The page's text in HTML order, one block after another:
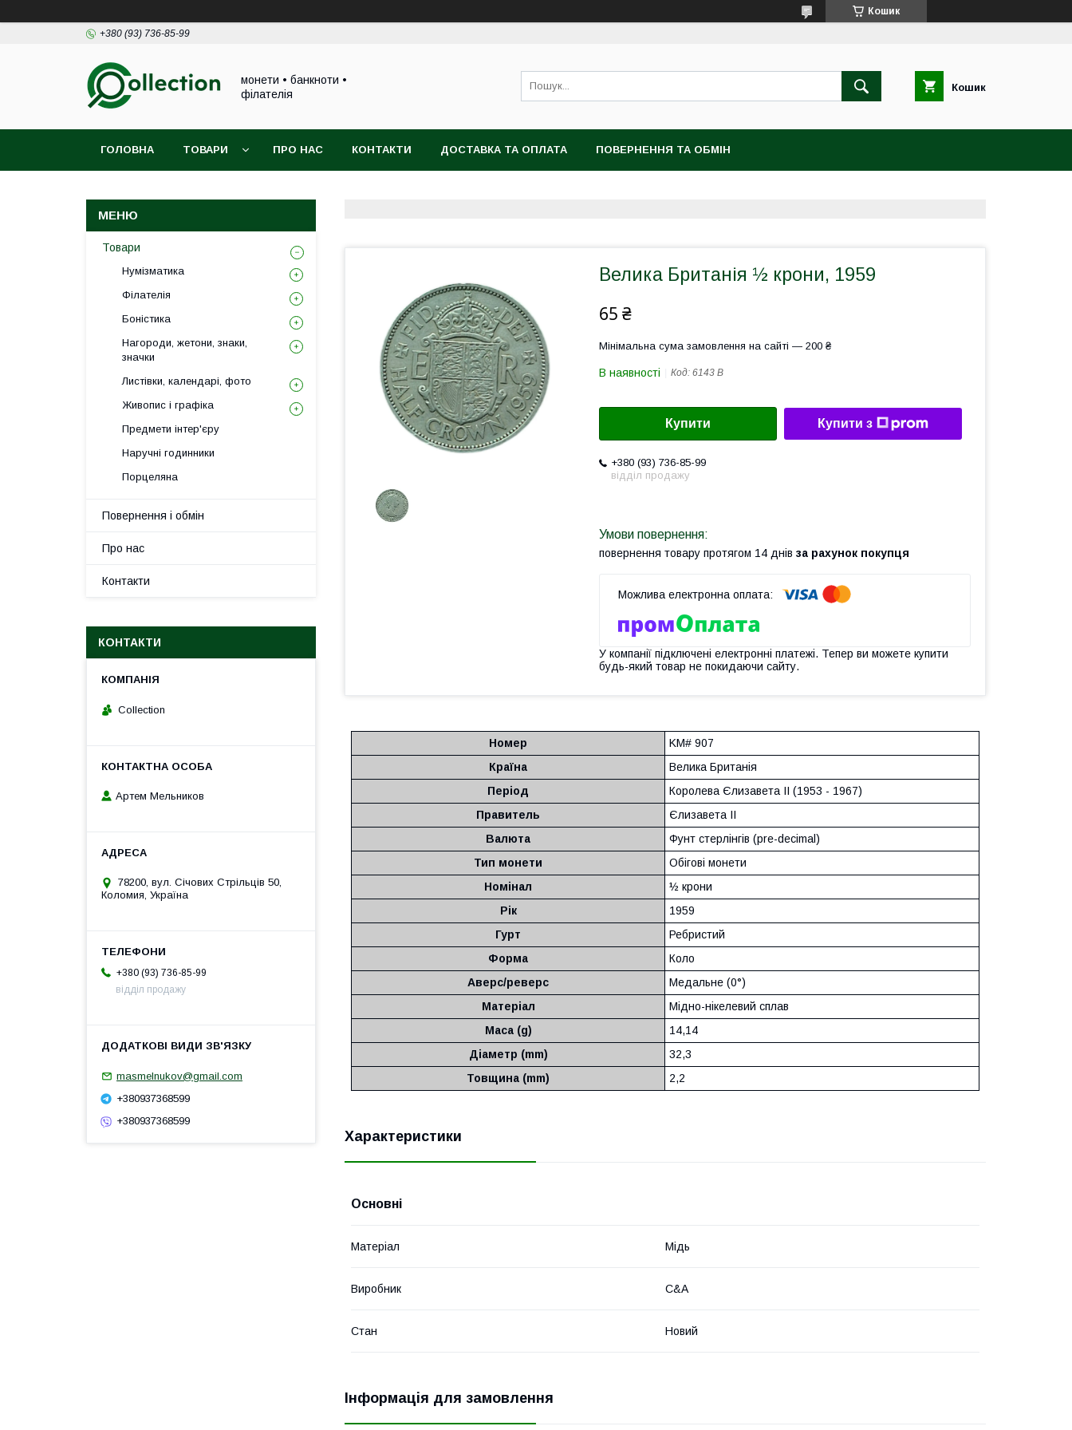
Кошик
+380 (93) 736-85-99
монети • банкноти •
філателія
Кошик
ГОЛОВНА ТОВАРИ ПРО НАС КОНТАКТИ ДОСТАВКА ТА ОПЛАТА ПОВЕРНЕННЯ ТА ОБМІН
Велика Британія ½ крони, 1959
65 ₴
Мінімальна сума замовлення на сайті — 200 ₴
В наявності Код: 6143 B
Купити Купити з
+380 (93) 736-85-99
відділ продажу
повернення товару протягом 14 днів за рахунок покупця
У компанії підключені електронні платежі. Тепер ви можете купити
будь-який товар не покидаючи сайту.
Номер
KM# 907
Країна
Велика Британія
Період
Королева Єлизавета II (1953 - 1967)
Правитель
Єлизавета II
Валюта
Фунт стерлінгів (pre-decimal)
Тип монети
Обігові монети
Номінал
½ крони
Рік
1959
Гурт
Ребристий
Форма
Коло
Аверс/реверс
Медальне (0°)
Матеріал
Мідно-нікелевий сплав
Маса (g)
14,14
Діаметр (mm)
32,3
Товщина (mm)
2,2
Характеристики
Основні
Матеріал Мідь
Виробник C&A
Стан Новий
Інформація для замовлення
Товари
Нумізматика
Філателія
Боністика
Нагороди, жетони, знаки,
значки
Листівки, календарі, фото
Живопис і графіка
Предмети інтер'єру
Наручні годинники
Порцеляна
Повернення і обмін
Про нас
Контакти
КОНТАКТИ
Collection
Артем Мельников
78200, вул. Січових Стрільців 50,
Коломия, Україна
+380 (93) 736-85-99
відділ продажу
masmelnukov@gmail.com
+380937368599
+380937368599